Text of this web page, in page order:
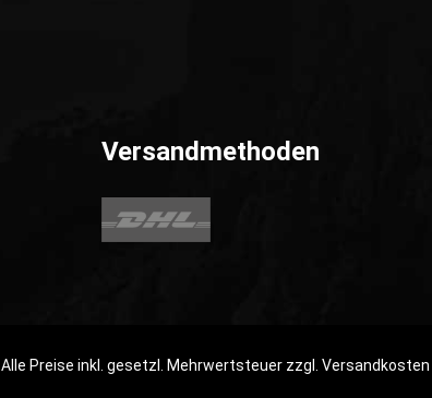
Versandmethoden
Alle Preise inkl. gesetzl. Mehrwertsteuer zzgl. Versandkosten